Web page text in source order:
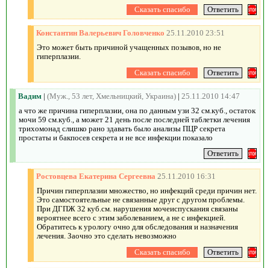
Константин Валерьевич Головченко 25.11.2010 23:51
Это может быть причиной учащенных позывов, но не
гиперплазии.
Вадим | (Муж., 53 лет, Хмельницкий, Украина) | 25.11.2010 14:47
а что же причина гиперплазии, она по данным узи 32 см.куб., остаток
мочи 59 см.куб., а может 21 день после последней таблетки лечения
трихомонад слишко рано здавать было анализы ПЦР секрета
простаты и бакпосев секрета и не все инфекции показало
Ростовцева Екатерина Сергеевна 25.11.2010 16:31
Причин гиперплазии множество, но инфекций среди причин нет.
Это самостоятельные не связанные друг с другом проблемы.
При ДГПЖ 32 куб.см. нарушения мочеиспускания связаны
вероятнее всего с этим заболеванием, а не с инфекцией.
Обратитесь к урологу очно для обследования и назначения
лечения. Заочно это сделать невозможно